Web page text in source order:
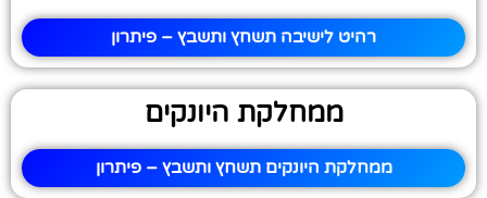
רהיט לישיבה תשחץ ותשבץ – פיתרון
ממחלקת היונקים
ממחלקת היונקים תשחץ ותשבץ – פיתרון